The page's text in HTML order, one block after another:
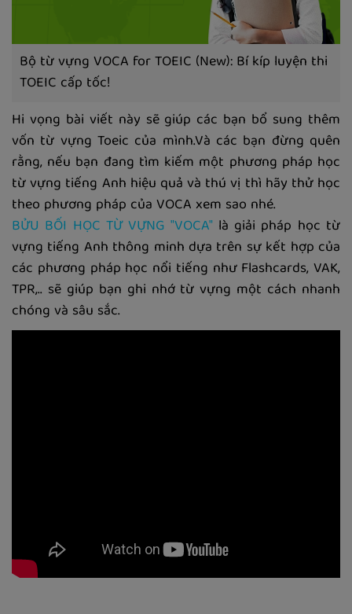
Bộ từ vựng VOCA for TOEIC (New): Bí kíp luyện thi
TOEIC cấp tốc!
Hi vọng bài viết này sẽ giúp các bạn bổ sung thêm
vốn từ vựng Toeic của mình.Và các bạn đừng quên
rằng, nếu bạn đang tìm kiếm một phương pháp học
từ vựng tiếng Anh hiệu quả và thú vị thì hãy thử học
theo phương pháp của VOCA xem sao nhé.
BỬU BỐI HỌC TỪ VỰNG "VOCA"là giải pháp học từ
vựng tiếng Anh thông minh dựa trên sự kết hợp của
các phương pháp học nổi tiếng như Flashcards, VAK,
TPR,.. sẽ giúp bạn ghi nhớ từ vựng một cách nhanh
chóng và sâu sắc.